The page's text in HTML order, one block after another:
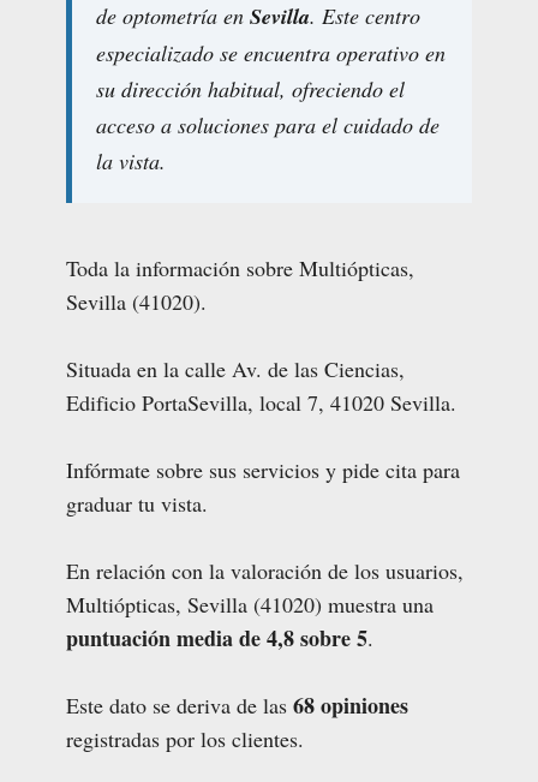
de optometría en Sevilla. Este centro
especializado se encuentra operativo en
su dirección habitual, ofreciendo el
acceso a soluciones para el cuidado de
la vista.
Toda la información sobre Multiópticas,
Sevilla (41020).
Situada en la calle Av. de las Ciencias,
Edificio PortaSevilla, local 7, 41020 Sevilla.
Infórmate sobre sus servicios y pide cita para
graduar tu vista.
En relación con la valoración de los usuarios,
Multiópticas, Sevilla (41020) muestra una
puntuación media de 4,8 sobre 5.
Este dato se deriva de las 68 opiniones
registradas por los clientes.